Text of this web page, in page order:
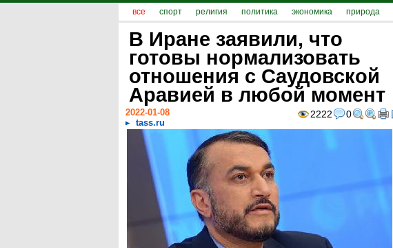
все спорт религия политика экономика природа
В Иране заявили, что
готовы нормализовать
отношения с Саудовской
Аравией в любой момент
2222 0
2022-01-08
tass.ru